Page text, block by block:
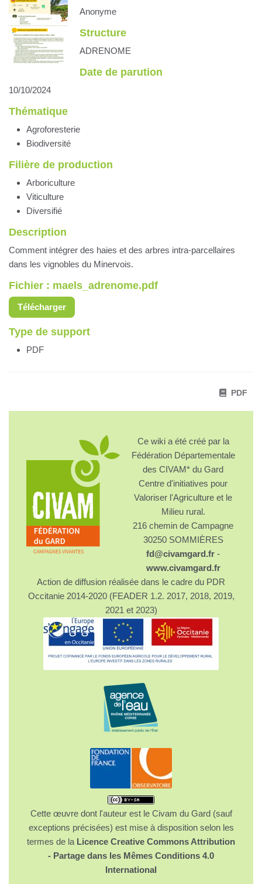
Anonyme
Structure
ADRENOME
Date de parution
10/10/2024
Thématique
Agroforesterie
Biodiversité
Filière de production
Arboriculture
Viticulture
Diversifié
Description
Comment intégrer des haies et des arbres intra-parcellaires
dans les vignobles du Minervois.
Fichier : maels_adrenome.pdf
Télécharger
Type de support
PDF
PDF
Ce wiki a été créé par la
Fédération Départementale
des CIVAM* du Gard
Centre d'initiatives pour
Valoriser l'Agriculture et le
Milieu rural.
216 chemin de Campagne
30250 SOMMIÈRES
fd@civamgard.fr -
www.civamgard.fr
Action de diffusion réalisée dans le cadre du PDR
Occitanie 2014-2020 (FEADER 1.2. 2017, 2018, 2019,
2021 et 2023)
Cette œuvre dont l'auteur est le Civam du Gard (sauf
exceptions précisées) est mise à disposition selon les
termes de la Licence Creative Commons Attribution
- Partage dans les Mêmes Conditions 4.0
International